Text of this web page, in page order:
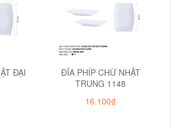
ĐẠI
ĐĨA PHÍP CHỮ NHẬT
TRUNG 1148
16.100₫